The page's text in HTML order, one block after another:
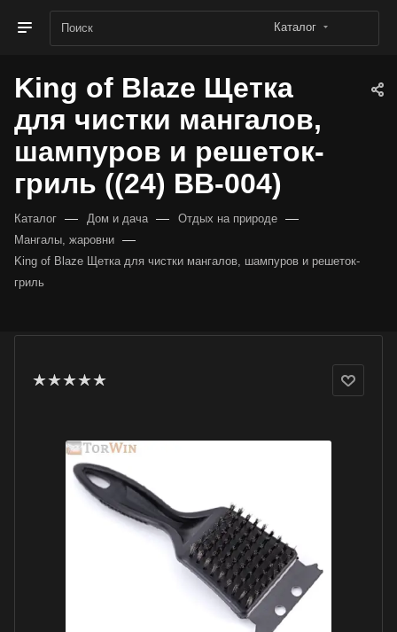
Каталог
King of Blaze Щетка
для чистки мангалов,
шампуров и решеток-
гриль ((24) BB-004)
Каталог — Дом и дача — Отдых на природе —
Мангалы, жаровни —
King of Blaze Щетка для чистки мангалов, шампуров и решеток-
гриль